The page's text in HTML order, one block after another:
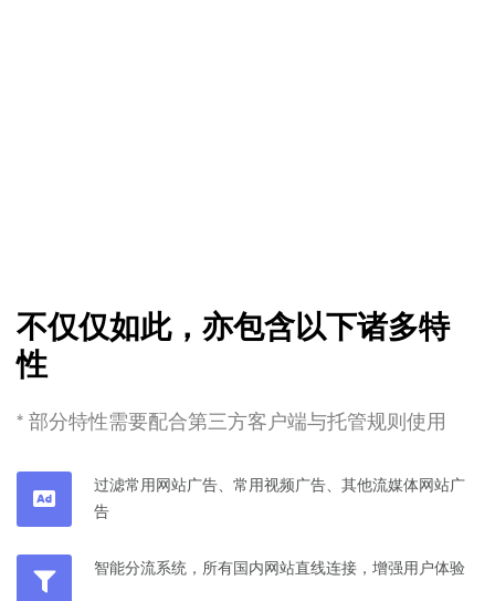
不仅仅如此，亦包含以下诸多特
性
* 部分特性需要配合第三方客户端与托管规则使用
过滤常用网站广告、常用视频广告、其他流媒体网站广
告
智能分流系统，所有国内网站直线连接，增强用户体验